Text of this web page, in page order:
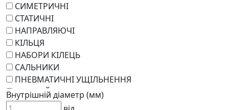
СИМЕТРИЧНІ
СТАТИЧНІ
НАПРАВЛЯЮЧІ
КІЛЬЦЯ
НАБОРИ КІЛЕЦЬ
САЛЬНИКИ
ПНЕВМАТИЧНІ УЩІЛЬНЕННЯ
РОТАЦІЙНІ
РЕМКОМПЛЕКТИ
Внутрішній діаметр (мм)